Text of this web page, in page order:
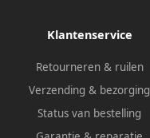
Klantenservice
Retourneren & ruilen
Verzending & bezorging
Status van bestelling